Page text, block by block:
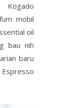
Kogado
mobil
oil
bau nih
baru